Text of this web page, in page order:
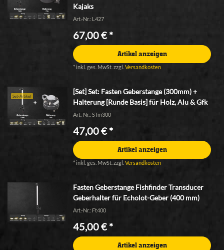
Kajaks
Art.-Nr.: L427
67,00 € *
Artikel anzeigen
* inkl. ges. MwSt. zzgl.Versandkosten
Set-Artikel
[Set] Set: Fasten Geberstange (300mm) +
Halterung [Runde Basis] für Holz, Alu & Gfk
Art.-Nr.: STm300
47,00 € *
Artikel anzeigen
*inkl. ges. MwSt. zzgl.Versandkosten
Fasten Geberstange Fishfinder Transducer
Geberhalter für Echolot-Geber (400 mm)
Art.-Nr.: Ft400
45,00 € *
Artikel anzeigen